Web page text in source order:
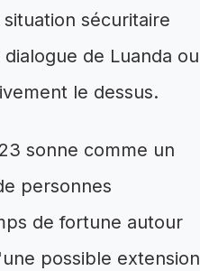
sécuritaire
de Luanda ou
le dessus.
sonne comme un
personnes
de fortune autour
possible extension